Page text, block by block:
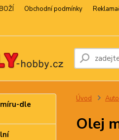
Obchodní podmínky
dle
Úvod
Olej